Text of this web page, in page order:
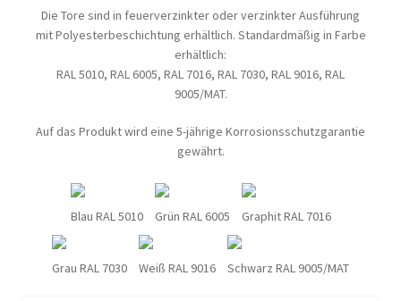
Die Tore sind in feuerverzinkter oder verzinkter Ausführung
mit Polyesterbeschichtung erhältlich. Standardmäßig in Farbe
erhältlich:
RAL 5010, RAL 6005, RAL 7016, RAL 7030, RAL 9016, RAL
9005/MAT.
Auf das Produkt wird eine 5-jährige Korrosionsschutzgarantie
gewährt.
Blau RAL 5010 Grün RAL 6005 Graphit RAL 7016
Grau RAL 7030 Weiß RAL 9016 Schwarz RAL 9005/MAT